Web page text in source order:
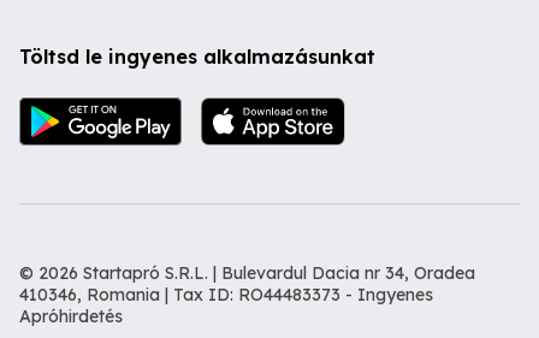
Töltsd le ingyenes alkalmazásunkat
© 2026 Startapró S.R.L. | Bulevardul Dacia nr 34, Oradea
410346, Romania | Tax ID: RO44483373 - Ingyenes
Apróhirdetés